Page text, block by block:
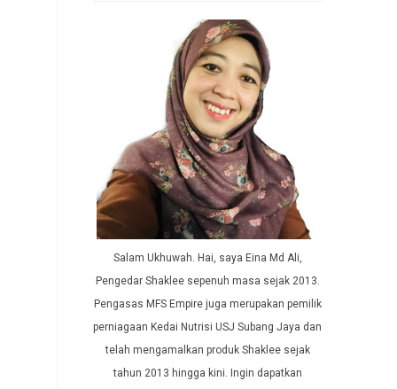
Salam Ukhuwah. Hai, saya Eina Md Ali,
Pengedar Shaklee sepenuh masa sejak 2013.
Pengasas MFS Empire juga merupakan pemilik
perniagaan Kedai Nutrisi USJ Subang Jaya dan
telah mengamalkan produk Shaklee sejak
tahun 2013 hingga kini. Ingin dapatkan